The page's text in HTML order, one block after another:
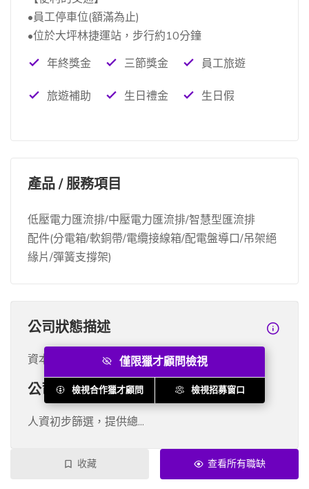
•員工停車位(額滿為止)
•位於大坪林捷運站，步行約10分鐘
年終獎金
三節獎金 員工旅遊
旅遊補助 生日禮金 生日假
產品 / 服務項目
低壓電力匯流排/中壓電力匯流排/智慧型匯流排
配件(分電箱/軟銅帶/電纜接線箱/配電盤導口/吊架絕
緣片/彈簧支撐架)
公司狀態描述
資本額4200萬 <...
公司招募流程
人資初步篩選，提供總...
僅限獵才顧問檢視
檢視合作獵才顧問 檢視招募窗口
收藏 查看所有職缺